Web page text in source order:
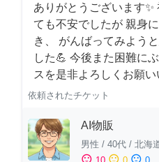
ありがとうございます✨
ても不安でしたが 親身
き、 がんばってみよう
した💪 今後また困難に
スを是非よろしくお願
依頼されたチケット
AI物販
男性 / 40代 / 北海
sentiment_satisfied sentiment_neutral sentiment_dissatisfied